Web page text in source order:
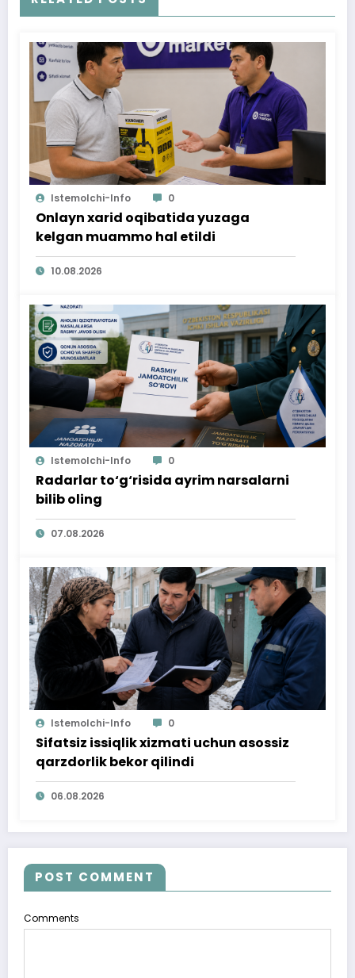
Istemolchi-Info 0
Onlayn xarid oqibatida yuzaga
kelgan muammo hal etildi
10.08.2026
Istemolchi-Info 0
Radarlar to‘g‘risida ayrim narsalarni
bilib oling
07.08.2026
Istemolchi-Info 0
Sifatsiz issiqlik xizmati uchun asossiz
qarzdorlik bekor qilindi
06.08.2026
POST COMMENT
Comments